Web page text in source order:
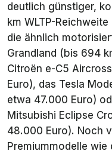
deutlich günstiger,
km WLTP-
die ähnlich
Grandland (bis 694
Citroën e-C5
Euro), das Tesla
etwa 47.000 Euro)
Mitsubishi Eclipse
48.000 Euro). Noch
Premiummodelle